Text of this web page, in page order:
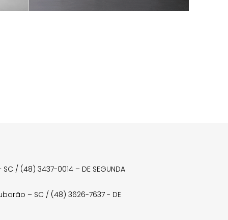
/ (48) 3437-0014 – DE SEGUNDA
– SC / (48) 3626-7637 - DE